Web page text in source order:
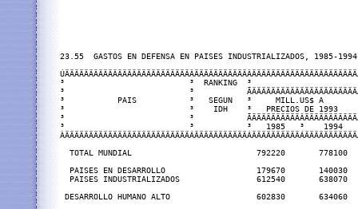
23.55  GASTOS EN DEFENSA EN PAISES INDUSTRIALIZADOS, 1985-1994
³                          ³  RANKING  ³
³                          ³
³           PAIS           ³   SEGUN   ³     MILL.US$ A       ³
³                          ³    IDH    ³   PRECIOS DE 1993    ³
³                          ³
³                          ³           ³   1985   ³    1994   ³
TOTAL MUNDIAL                          792220       778100
PAISES EN DESARROLLO                   179670       140030
PAISES INDUSTRIALIZADOS                612540       638070
DESARROLLO HUMANO ALTO